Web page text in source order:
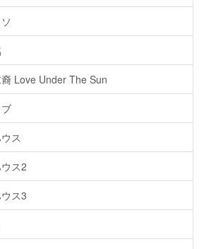
Love Under The Sun
ス
ス2
ス3